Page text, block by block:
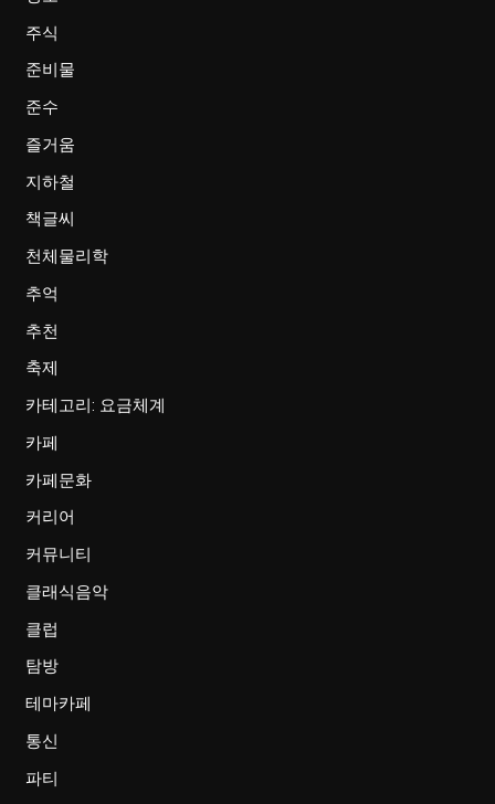
주식
준비물
준수
즐거움
지하철
책글씨
천체물리학
추억
추천
축제
카테고리: 요금체계
카페
카페문화
커리어
커뮤니티
클래식음악
클럽
탐방
테마카페
통신
파티